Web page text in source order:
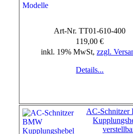
Art-Nr. TT01-610-400
119,00 €
inkl. 19% MwSt, zzgl.
Details...
AC-Schnitzer